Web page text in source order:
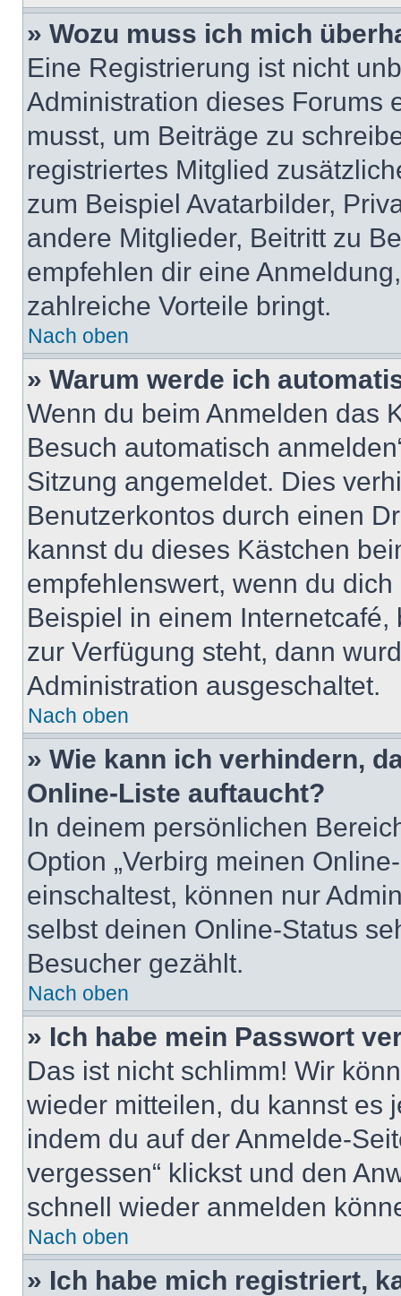
» Wozu muss ich mich
Eine Registrierung ist nicht
Administration dieses Forums
musst, um Beiträge zu
registriertes Mitglied
zum Beispiel Avatarbilder,
andere Mitglieder, Beitritt zu
empfehlen dir eine
zahlreiche Vorteile bringt.
Nach oben
» Warum werde ich
Wenn du beim Anmelden das
Besuch automatisch
Sitzung angemeldet. Dies
Benutzerkontos durch einen
kannst du dieses Kästchen
empfehlenswert, wenn du
Beispiel in einem
zur Verfügung steht, dann
Administration ausgeschaltet.
Nach oben
» Wie kann ich verhindern,
Online-Liste auftaucht?
In deinem persönlichen
Option „Verbirg meinen
einschaltest, können nur
selbst deinen Online-Status
Besucher gezählt.
Nach oben
» Ich habe mein Passwort
Das ist nicht schlimm! Wir
wieder mitteilen, du kannst es
indem du auf der Anmelde-
vergessen“ klickst und den
schnell wieder anmelden
Nach oben
» Ich habe mich registriert,